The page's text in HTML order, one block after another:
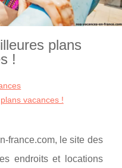
plans
!
vacances !
france.com, le site des
endroits et locations